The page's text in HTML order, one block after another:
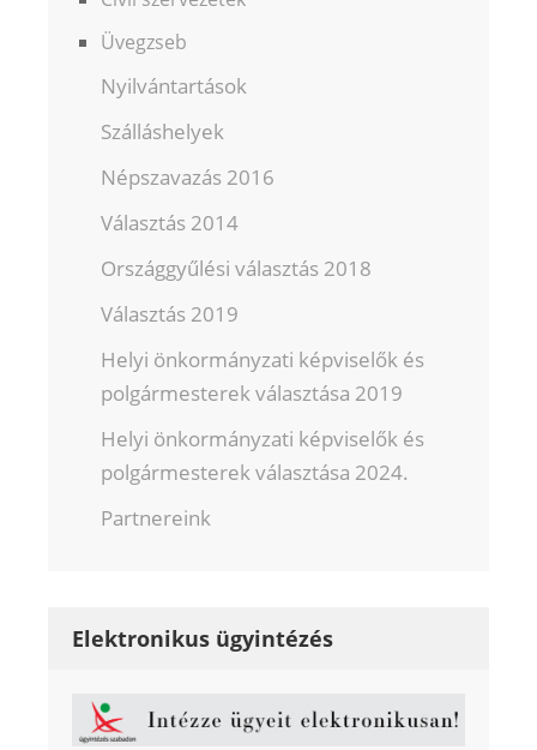
Üvegzseb
Nyilvántartások
Szálláshelyek
Népszavazás 2016
Választás 2014
Országgyűlési választás 2018
Választás 2019
Helyi önkormányzati képviselők és
polgármesterek választása 2019
Helyi önkormányzati képviselők és
polgármesterek választása 2024.
Partnereink
Elektronikus ügyintézés